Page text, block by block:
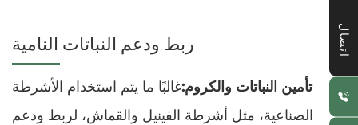
ربط ودعم النباتات النامية
تأمين النباتات والكروم:غالبًا ما يتم استخدام الأشرطة
الصناعية، مثل أشرطة الفينيل والقماش، لربط ودعم
اتصال